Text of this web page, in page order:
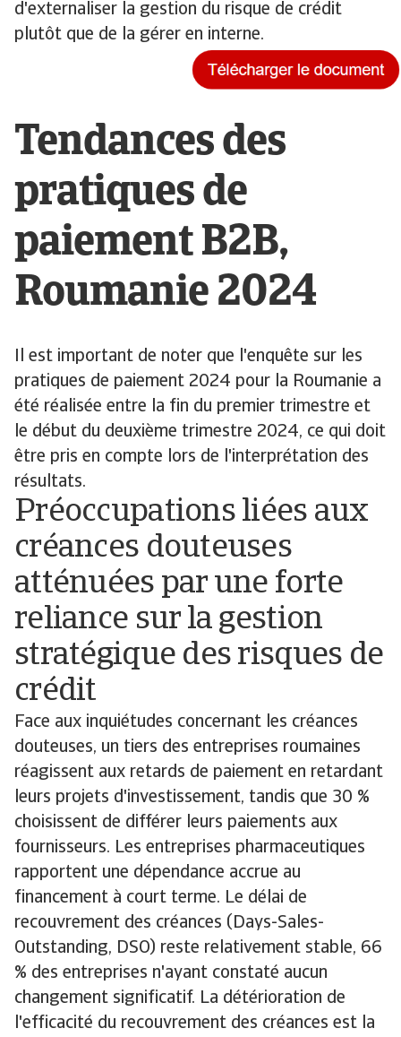
d'externaliser la gestion du risque de crédit
plutôt que de la gérer en interne.
Tendances des
pratiques de
paiement B2B,
Roumanie 2024
Il est important de noter que l'enquête sur les
pratiques de paiement 2024 pour la Roumanie a
été réalisée entre la fin du premier trimestre et
le début du deuxième trimestre 2024, ce qui doit
être pris en compte lors de l'interprétation des
résultats.
Préoccupations liées aux
créances douteuses
atténuées par une forte
reliance sur la gestion
stratégique des risques de
crédit
Face aux inquiétudes concernant les créances
douteuses, un tiers des entreprises roumaines
réagissent aux retards de paiement en retardant
leurs projets d'investissement, tandis que 30 %
choisissent de différer leurs paiements aux
fournisseurs. Les entreprises pharmaceutiques
rapportent une dépendance accrue au
financement à court terme. Le délai de
recouvrement des créances (Days-Sales-
Outstanding, DSO) reste relativement stable, 66
% des entreprises n'ayant constaté aucun
changement significatif. La détérioration de
l'efficacité du recouvrement des créances est la